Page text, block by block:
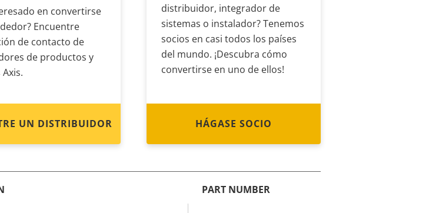
en convertirse
Encuentre
de contacto de
de productos y
UN DISTRIBUIDOR
distribuidor, integrador de
sistemas o instalador? Tenemos
socios en casi todos los países
del mundo. ¡Descubra cómo
convertirse en uno de ellos!
HÁGASE SOCIO
PART NUMBER